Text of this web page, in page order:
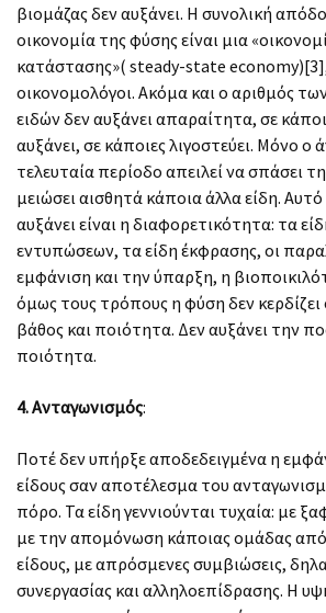
βιομάζας δεν αυξάνει. Η συνολική
οικονομία της φύσης είναι μια
κατάστασης»( steady-state
οικονομολόγοι. Ακόμα και ο αριθμός
ειδών δεν αυξάνει απαραίτητα, σε
αυξάνει, σε κάποιες λιγοστεύει. Μόνο
τελευταία περίοδο απειλεί να σπάσει
μειώσει αισθητά κάποια άλλα είδη.
αυξάνει είναι η διαφορετικότητα: τα
εντυπώσεων, τα είδη έκφρασης, οι
εμφάνιση και την ύπαρξη, η
όμως τους τρόπους η φύση δεν κερδίζει
βάθος και ποιότητα. Δεν αυξάνει την
ποιότητα.
4. Ανταγωνισμός:
Ποτέ δεν υπήρξε αποδεδειγμένα η
είδους σαν αποτέλεσμα του
πόρο. Τα είδη γεννιούνται τυχαία: με
με την απομόνωση κάποιας ομάδας
είδους, με απρόσμενες συμβιώσεις,
συνεργασίας και αλληλοεπίδρασης. Η